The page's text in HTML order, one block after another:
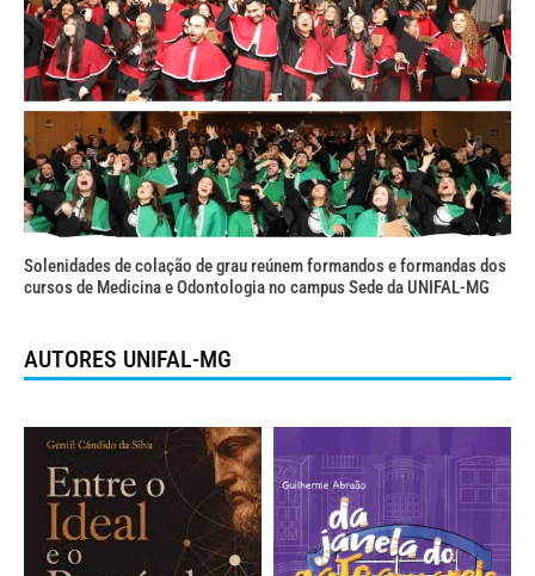
Solenidades de colação de grau reúnem formandos e formandas dos
cursos de Medicina e Odontologia no campus Sede da UNIFAL-MG
AUTORES UNIFAL-MG